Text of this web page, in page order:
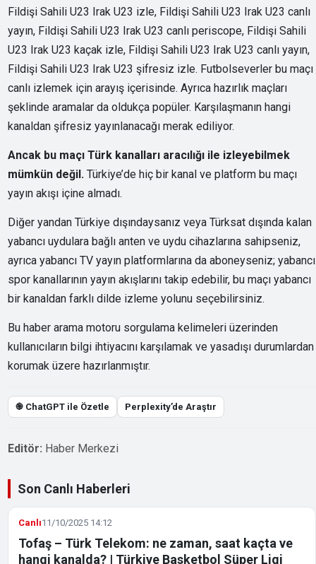
Fildişi Sahili U23 Irak U23 izle, Fildişi Sahili U23 Irak U23 canlı
yayın, Fildişi Sahili U23 Irak U23 canlı periscope, Fildişi Sahili
U23 Irak U23 kaçak izle, Fildişi Sahili U23 Irak U23 canlı yayın,
Fildişi Sahili U23 Irak U23 şifresiz izle. Futbolseverler bu maçı
canlı izlemek için arayış içerisinde. Ayrıca hazırlık maçları
şeklinde aramalar da oldukça popüler. Karşılaşmanın hangi
kanaldan şifresiz yayınlanacağı merak ediliyor.
Ancak bu maçı Türk kanalları aracılığı ile izleyebilmek
mümkün değil. Türkiye’de hiç bir kanal ve platform bu maçı
yayın akışı içine almadı.
Diğer yandan Türkiye dışındaysanız veya Türksat dışında kalan
yabancı uydulara bağlı anten ve uydu cihazlarına sahipseniz,
ayrıca yabancı TV yayın platformlarına da aboneyseniz; yabancı
spor kanallarının yayın akışlarını takip edebilir, bu maçı yabancı
bir kanaldan farklı dilde izleme yolunu seçebilirsiniz.
Bu haber arama motoru sorgulama kelimeleri üzerinden
kullanıcıların bilgi ihtiyacını karşılamak ve yasadışı durumlardan
korumak üzere hazırlanmıştır.
֎ ChatGPT ile Özetle Perplexity’de Araştır
Editör: Haber Merkezi
Son Canlı Haberleri
Canlı11/10/2025 14:12
Tofaş – Türk Telekom: ne zaman, saat kaçta ve
hangi kanalda? | Türkiye Basketbol Süper Ligi